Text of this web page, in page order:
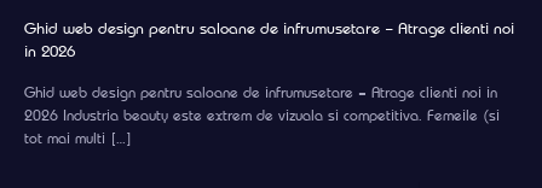
Ghid web design pentru saloane de infrumusetare – Atrage clienti noi
in 2026
Ghid web design pentru saloane de infrumusetare – Atrage clienti noi in
2026 Industria beauty este extrem de vizuala si competitiva. Femeile (si
tot mai multi […]